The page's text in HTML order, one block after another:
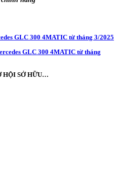
GLC 300 4MATIC từ tháng 3/2025
HỘI SỞ HỮU…